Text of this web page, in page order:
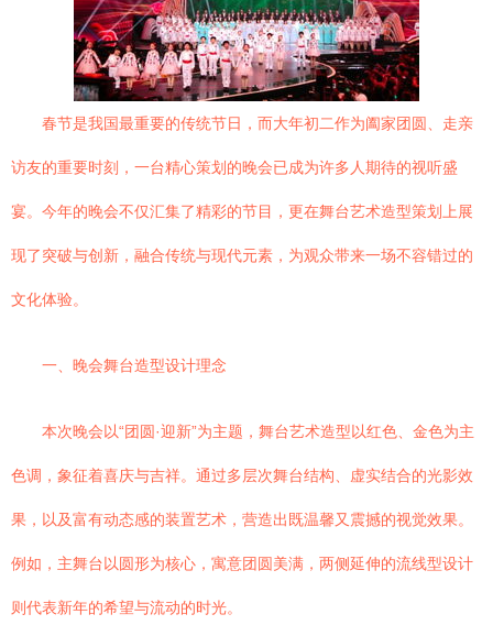
春节是我国最重要的传统节日，而大年初二作为阖家团圆、走亲
访友的重要时刻，一台精心策划的晚会已成为许多人期待的视听盛
宴。今年的晚会不仅汇集了精彩的节目，更在舞台艺术造型策划上展
现了突破与创新，融合传统与现代元素，为观众带来一场不容错过的
文化体验。
一、晚会舞台造型设计理念
本次晚会以“团圆·迎新”为主题，舞台艺术造型以红色、金色为主
色调，象征着喜庆与吉祥。通过多层次舞台结构、虚实结合的光影效
果，以及富有动态感的装置艺术，营造出既温馨又震撼的视觉效果。
例如，主舞台以圆形为核心，寓意团圆美满，两侧延伸的流线型设计
则代表新年的希望与流动的时光。